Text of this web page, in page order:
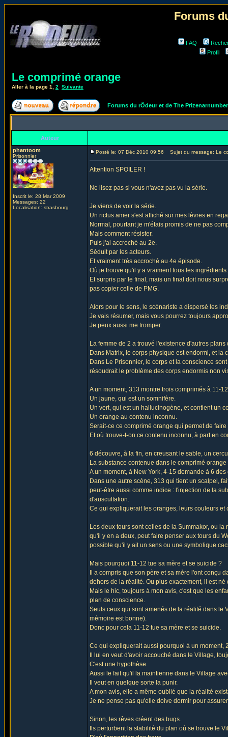
Forums
FAQ
Profil
Le comprimé orange
Aller à la page 1 2 Suivante
Forums du rÔdeur et de The
Auteur
phantoom
Prisonnier
Inscrit le: 28 Mar 2009
Messages: 22
Localisation: strasbourg
Posté le: 07 Déc 2010 09:56 Sujet du message: Le
Attention SPOILER !
Ne lisez pas si vous n'avez pas vu la série.
Je viens de voir la série.
Un rictus amer s'est affiché sur mes lèvres en
Normal, pourtant je m'étais promis de ne pas
Mais comment résister.
Puis j'ai accroché au 2e.
Séduit par les acteurs.
Et vraiment très accroché au 4e épisode.
Où je trouve qu'il y a vraiment tous les ingrédients.
Et surpris par le final, mais un final doit nous
pas copier celle de PMG.
Alors pour le sens, le scénariste a dispersé les
Je vais résumer, mais vous pourrez toujours
Je peux aussi me tromper.
La femme de 2 a trouvé l'existence d'autres plans
Dans Matrix, le corps physique est endormi, et
Dans Le Prisonnier, le corps et la conscience
résoudrait le problème des corps endormis non
A un moment, 313 montre trois comprimés à 11-
Un jaune, qui est un somnifère.
Un vert, qui est un hallucinogène, et contient un
Un orange au contenu inconnu.
Serait-ce ce comprimé orange qui permet de
Et où trouve-t-on ce contenu inconnu, à part en
6 découvre, à la fin, en creusant le sable, un
La substance contenue dans le comprimé
A un moment, à New York, 4-15 demande à 6
Dans une autre scène, 313 qui tient un scalpel,
peut-être aussi comme indice : l'injection de la
d'auscultation.
Ce qui expliquerait les oranges, leurs couleurs
Les deux tours sont celles de la Summakor, ou
qu'il y en a deux, peut faire penser aux tours du
possible qu'il y ait un sens ou une symbolique
Mais pourquoi 11-12 tue sa mère et se suicide ?
Il a compris que son père et sa mère l'ont
dehors de la réalité. Ou plus exactement, il est né
Mais le hic, toujours à mon avis, c'est que les
plan de conscience.
Seuls ceux qui sont amenés de la réalité dans le
mémoire est bonne).
Donc pour cela 11-12 tue sa mère et se suicide.
Ce qui expliquerait aussi pourquoi à un moment,
Il lui en veut d'avoir accouché dans le Village,
C'est une hypothèse.
Aussi le fait qu'il la maintienne dans le Village
Il veut en quelque sorte la punir.
A mon avis, elle a même oublié que la réalité
Je ne pense pas qu'elle doive dormir pour
Sinon, les rêves créent des bugs.
Ils perturbent la stabilité du plan où se trouve le